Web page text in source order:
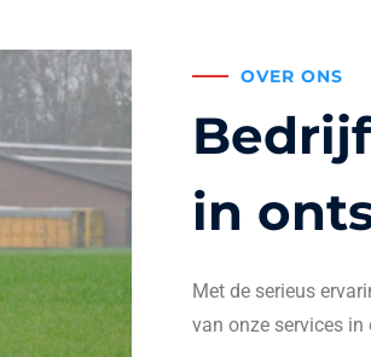
OVER ONS
in
Met de serieus
van onze services